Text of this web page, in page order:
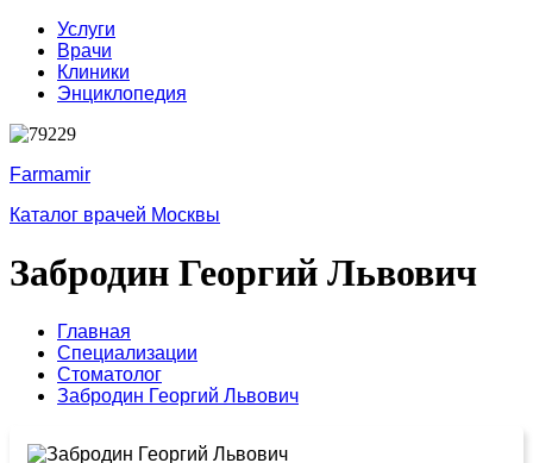
Услуги
Врачи
Клиники
Энциклопедия
Farmamir
Каталог врачей Москвы
Забродин Георгий Львович
Главная
Специализации
Стоматолог
Забродин Георгий Львович